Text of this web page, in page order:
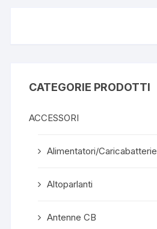
CATEGORIE PRODOTTI
ACCESSORI
Alimentatori/Caricabatterie
Altoparlanti
Antenne CB